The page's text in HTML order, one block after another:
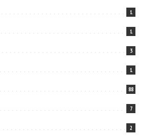
1
1
3
1
88
7
2